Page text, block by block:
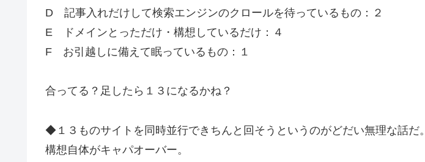
D 記事入れだけして検索エンジンのクロールを待っているもの：２
E ドメインとっただけ・構想しているだけ：４
F お引越しに備えて眠っているもの：１
合ってる？足したら１３になるかね？
◆１３ものサイトを同時並行できちんと回そうというのがどだい無理な話だ。
構想自体がキャパオーバー。